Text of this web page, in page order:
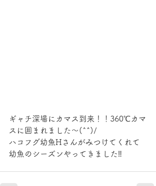
ギャチ深場にカマス到来！！360℃カマ
スに囲まれました～(^^)/
ハコフグ幼魚Hさんがみつけてくれて
幼魚のシーズンやってきました‼